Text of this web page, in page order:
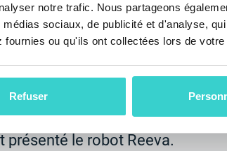
notre trafic. Nous partageons
médias sociaux, de publicité et d'analyse,
fournies ou qu'ils ont collectées lors de
Refuser
de NSYS
sur ITC Malta 2025
juin 2025
avons participé à ITC
présenté le robot Reeva.